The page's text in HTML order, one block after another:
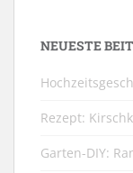
NEUESTE
Rezept:
Garten-DIY: